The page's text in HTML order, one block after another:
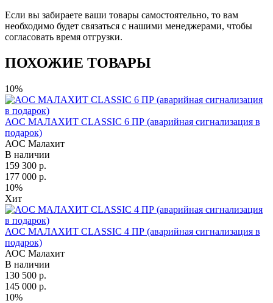
Если вы забираете ваши товары самостоятельно, то вам
необходимо будет связаться с нашими менеджерами, чтобы
согласовать время отгрузки.
ПОХОЖИЕ ТОВАРЫ
10%
АОС МАЛАХИТ CLASSIC 6 ПР (аварийная сигнализация в
подарок)
АОС Малахит
В наличии
159 300 р.
177 000 р.
10%
Хит
АОС МАЛАХИТ CLASSIC 4 ПР (аварийная сигнализация в
подарок)
АОС Малахит
В наличии
130 500 р.
145 000 р.
10%